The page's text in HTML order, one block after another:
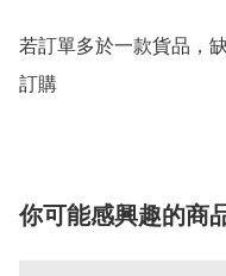
若訂單多於一款貨品，
你可能感興趣的商